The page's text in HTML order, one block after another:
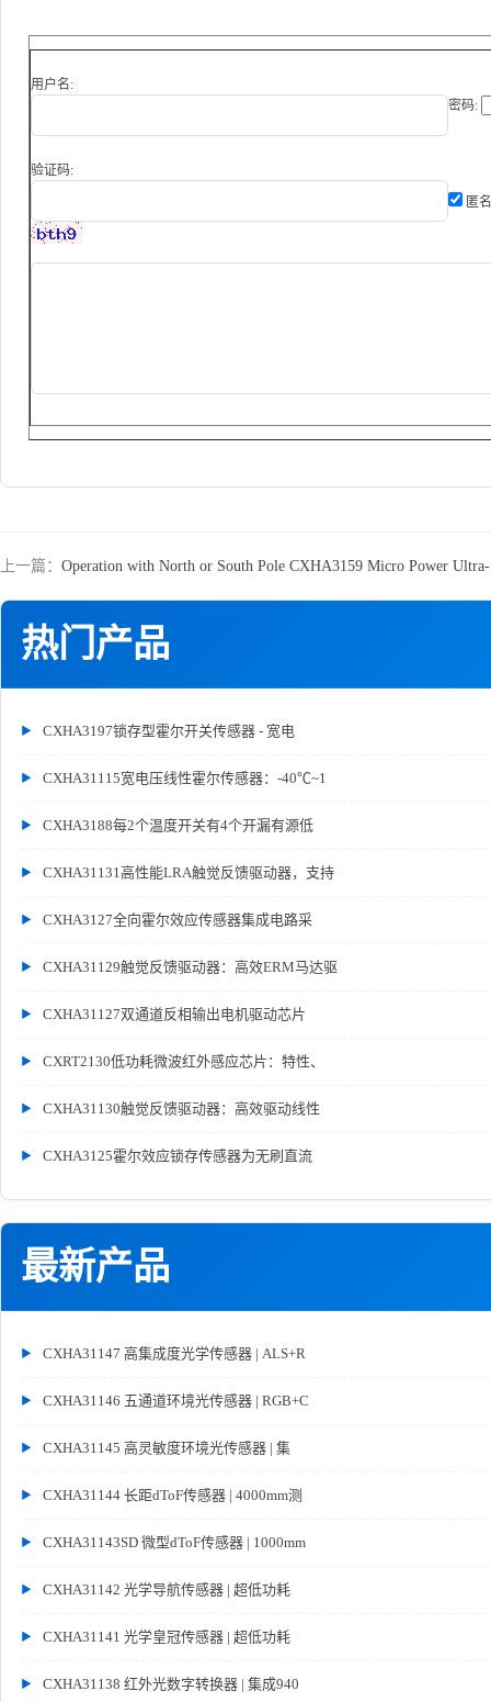
热门产品
CXHA3197锁存型霍尔开关传感器 - 宽电
CXHA31115宽电压线性霍尔传感器：-40℃~1
CXHA3188每2个温度开关有4个开漏有源低
CXHA31131高性能LRA触觉反馈驱动器，支持
CXHA3127全向霍尔效应传感器集成电路采
CXHA31129触觉反馈驱动器：高效ERM马达驱
CXHA31127双通道反相输出电机驱动芯片
CXRT2130低功耗微波红外感应芯片：特性、
CXHA31130触觉反馈驱动器：高效驱动线性
CXHA3125霍尔效应锁存传感器为无刷直流
最新产品
CXHA31147 高集成度光学传感器 | ALS+R
CXHA31146 五通道环境光传感器 | RGB+C
CXHA31145 高灵敏度环境光传感器 | 集
CXHA31144 长距dToF传感器 | 4000mm测
CXHA31143SD 微型dToF传感器 | 1000mm
CXHA31142 光学导航传感器 | 超低功耗
CXHA31141 光学皇冠传感器 | 超低功耗
CXHA31138 红外光数字转换器 | 集成940
用户名:
密码:
验证码:
匿
上一篇： Operation with North or South Pole CXHA3159 Micro Power